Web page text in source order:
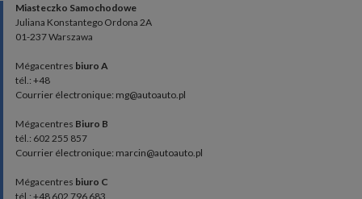
Miasteczko Samochodowe
Juliana Konstantego Ordona 2A
01-237 Warszawa
Mégacentres biuro A
tél.: +48
Courrier électronique: mg@autoauto.pl
Mégacentres Biuro B
tél.: 602 255 857
Courrier électronique: marcin@autoauto.pl
Mégacentres biuro C
tél.: +48 602 796 683